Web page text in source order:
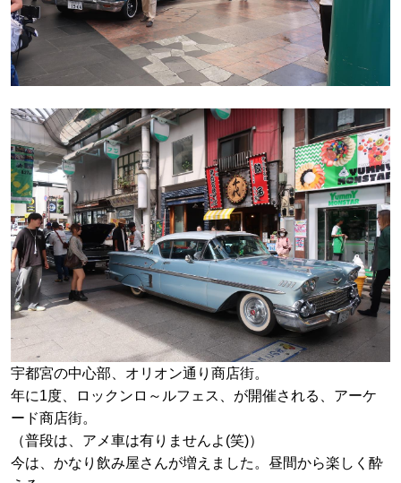
宇都宮の中心部、オリオン通り商店街。
年に1度、ロックンロ～ルフェス、が開催される、アーケ
ード商店街。
（普段は、アメ車は有りませんよ(笑)）
今は、かなり飲み屋さんが増えました。昼間から楽しく酔